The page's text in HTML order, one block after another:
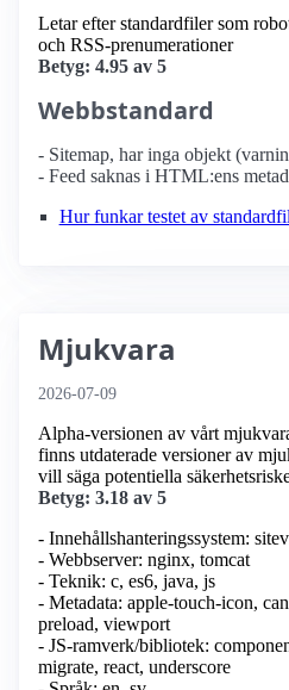
Letar efter standardfiler som
och RSS-prenumerationer
Betyg: 4.95 av 5
Webbstandard
- Sitemap, har inga objekt
- Feed saknas i HTML:ens
Hur funkar testet av
Mjukvara
2026-07-09
Alpha-versionen av vårt
finns utdaterade versioner av
vill säga potentiella
Betyg: 3.18 av 5
- Innehållshanteringssystem:
- Webbserver: nginx, tomcat
- Teknik: c, es6, java, js
- Metadata: apple-touch-icon,
preload, viewport
- JS-ramverk/bibliotek:
migrate, react, underscore